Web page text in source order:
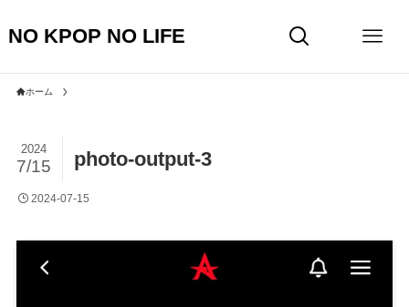
NO KPOP NO LIFE
ホーム
photo-output-3
2024
7/15
2024-07-15